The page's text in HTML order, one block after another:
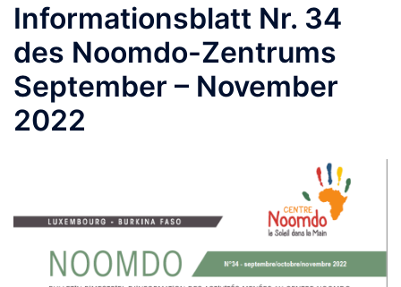
Informationsblatt Nr. 34
des Noomdo-Zentrums
September – November
2022